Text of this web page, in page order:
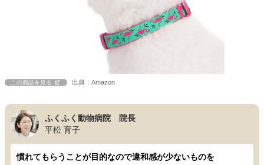
この商品を見る 出典：Amazon
ふくふく動物病院 院長
平松 育子
慣れてもらうことが目的なので違和感が少ないものを